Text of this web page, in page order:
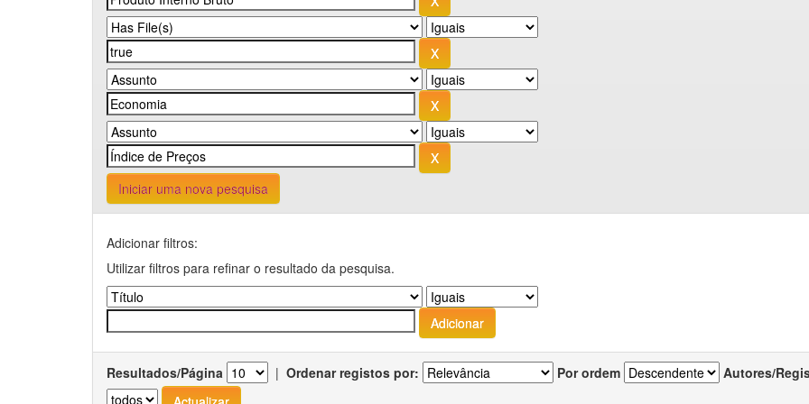
Iniciar uma nova pesquisa
Adicionar filtros:
Utilizar filtros para refinar o resultado da pesquisa.
Resultados/Página | Ordenar registos por: Por ordem Autores/